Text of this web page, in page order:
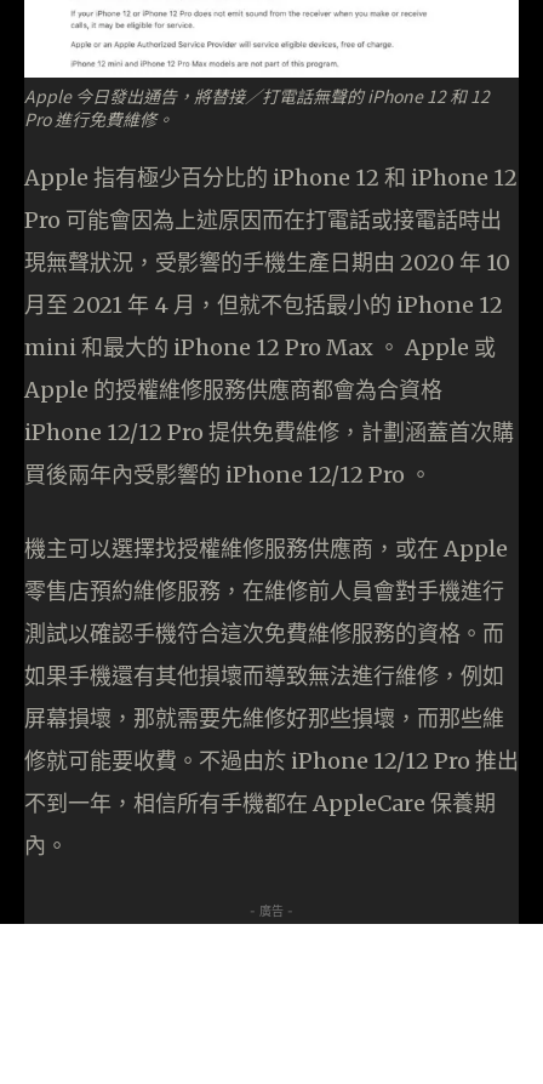
Apple 今日發出通告，將替接／打電話無聲的 iPhone 12 和 12
Pro 進行免費維修。
Apple 指有極少百分比的 iPhone 12 和 iPhone 12
Pro 可能會因為上述原因而在打電話或接電話時出
現無聲狀況，受影響的手機生產日期由 2020 年 10
月至 2021 年 4 月，但就不包括最小的 iPhone 12
mini 和最大的 iPhone 12 Pro Max 。 Apple 或
Apple 的授權維修服務供應商都會為合資格
iPhone 12/12 Pro 提供免費維修，計劃涵蓋首次購
買後兩年內受影響的 iPhone 12/12 Pro 。
機主可以選擇找授權維修服務供應商，或在 Apple
零售店預約維修服務，在維修前人員會對手機進行
測試以確認手機符合這次免費維修服務的資格。而
如果手機還有其他損壞而導致無法進行維修，例如
屏幕損壞，那就需要先維修好那些損壞，而那些維
修就可能要收費。不過由於 iPhone 12/12 Pro 推出
不到一年，相信所有手機都在 AppleCare 保養期
內。
- 廣告 -